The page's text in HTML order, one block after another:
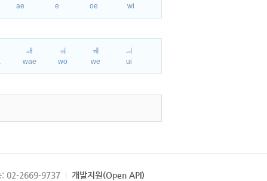
ae
e
oe
wi
ㅙ
wae
ㅝ
wo
ㅞ
we
ㅢ
ui
: 02-2669-9737 개발지원(Open API)